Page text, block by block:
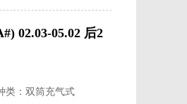
02.03-05.02 后2
类：双筒充气式